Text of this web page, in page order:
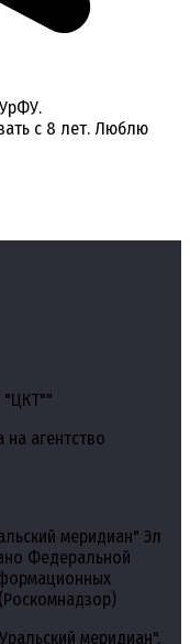
с 8 лет. Люблю
"ЦКТ""
агентство
меридиан" Эл
Федеральной
меридиан",